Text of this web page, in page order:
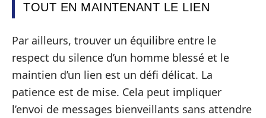
TOUT EN MAINTENANT LE LIEN
Par ailleurs, trouver un équilibre entre le
respect du silence d’un homme blessé et le
maintien d’un lien est un défi délicat. La
patience est de mise. Cela peut impliquer
l’envoi de messages bienveillants sans attendre